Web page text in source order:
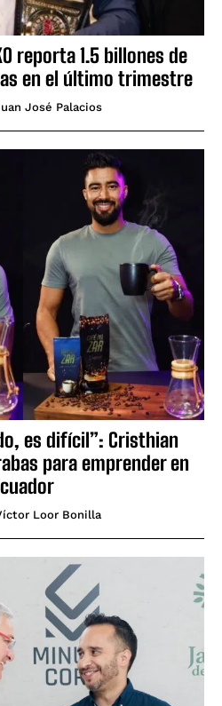
reporta 1.5 billones de
en el último trimestre
José Palacios
es difícil”: Cristhian
para emprender en
Loor Bonilla